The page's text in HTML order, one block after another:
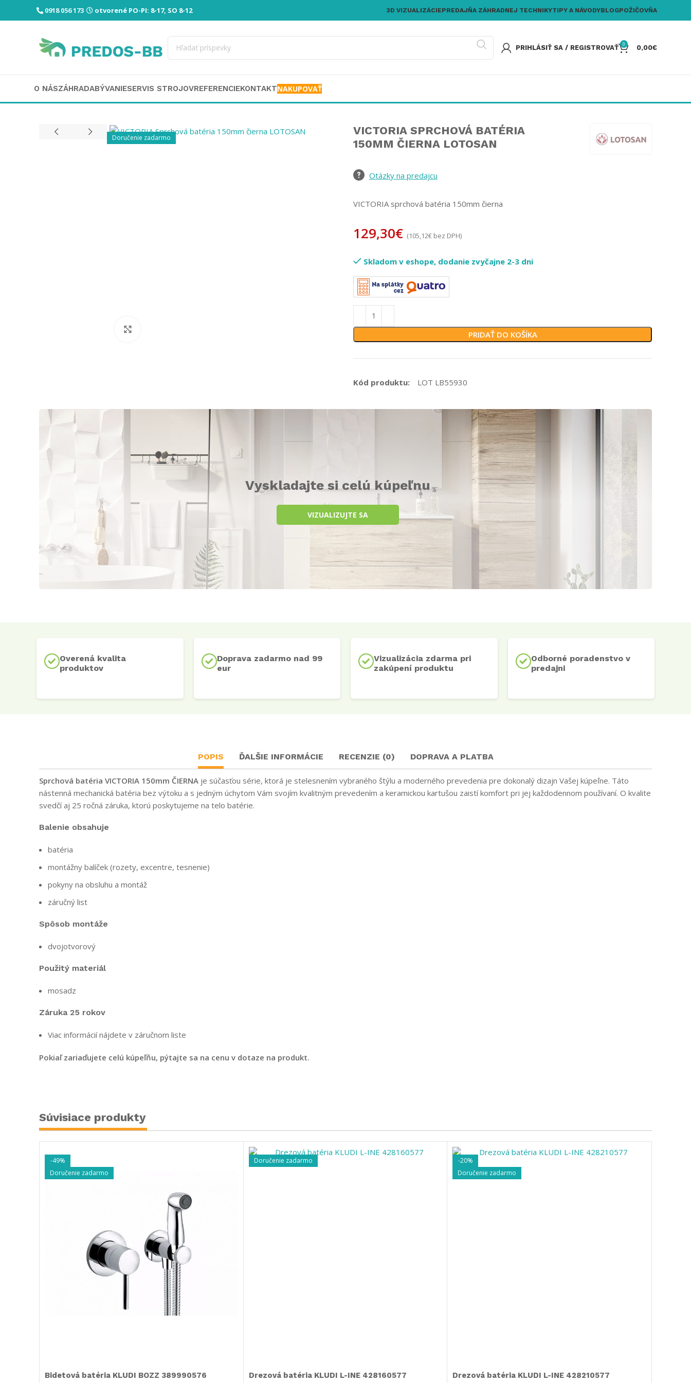
0918 056 173 otvorené PO-PI: 8-17, SO 8-12 3D VIZUALIZÁCIEPREDAJŇA ZÁHRADNEJ TECHNIKYTIPY A NÁVODYBLOGPOŽIČOVŇA
PRIHLÁSIŤ SA / REGISTROVAŤ 0 0,00€
O NÁSZÁHRADABÝVANIESERVIS STROJOVREFERENCIEKONTAKTNAKUPOVAŤ
Doručenie zadarmo
VICTORIA SPRCHOVÁ BATÉRIA
150MM ČIERNA LOTOSAN
Otázky na predajcu
VICTORIA sprchová batéria 150mm čierna
129,30€ (105,12€ bez DPH)
Skladom v eshope, dodanie zvyčajne 2-3 dni
PRIDAŤ DO KOŠÍKA
Kód produktu: LOT LB55930
Vyskladajte si celú kúpeľnu
VIZUALIZUJTE SA
Overená kvalita
produktov
Doprava zadarmo nad 99
eur
Vizualizácia zdarma pri
zakúpení produktu
Odborné poradenstvo v
predajni
POPIS ĎALŠIE INFORMÁCIE RECENZIE (0) DOPRAVA A PLATBA
Sprchová batéria VICTORIA 150mm ČIERNA je súčasťou série, ktorá je stelesnením vybraného štýlu a moderného prevedenia pre dokonalý dizajn Vašej kúpeľne. Táto
nástenná mechanická batéria bez výtoku a s jedným úchytom Vám svojím kvalitným prevedením a keramickou kartušou zaistí komfort pri jej každodennom používaní. O kvalite
svedčí aj 25 ročná záruka, ktorú poskytujeme na telo batérie.
Balenie obsahuje
batéria
montážny balíček (rozety, excentre, tesnenie)
pokyny na obsluhu a montáž
záručný list
Spôsob montáže
dvojotvorový
Použitý materiál
mosadz
Záruka 25 rokov
Viac informácií nájdete v záručnom liste
Pokiaľ zariaďujete celú kúpeľňu, pýtajte sa na cenu v dotaze na produkt.
Súvisiace produkty
-49%
Doručenie zadarmo
Bidetová batéria KLUDI BOZZ 389990576
Doručenie zadarmo
Drezová batéria KLUDI L-INE 428160577
-20%
Doručenie zadarmo
Drezová batéria KLUDI L-INE 428210577